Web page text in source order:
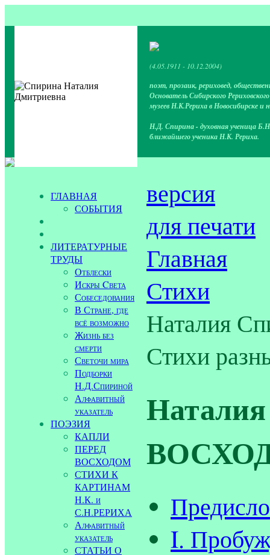
(4.05.1911 - 10.12.2004)
поэт, прозаик, рериховед,
Основатель Сибирского
музеев Н.К.Рериха в Новосибирске и
Н.Д. Спирина - духовная ученица
ближайшего ученика Н.К. Рериха.
ГЛАВНАЯ
СОБЫТИЯ
ЛИТЕРАТУРНЫЕ
ТРУДЫ
Отблески
Искры Cвета
Собеседования
В Стране, где
всё возможно
Жизнь без
смерти
Светочи мира
Подборки
Н.Д.Спириной
Алфавитный
указатель
ПОЭЗИЯ
КАПЛИ
ПЕРЕД
ВОСХОДОМ
СТИХИ К
КАРТИНАМ
Н.К. и
С.Н.РЕРИХА
Алфавитный
указатель
СТАТЬИ О
версия
для печати
Главная
Стихи
Наталия
Стихи
I.